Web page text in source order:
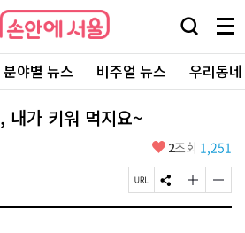
검
창
열
기
메
뉴
전
체
보
분야별 뉴스 비주얼 뉴스 우리동
내가 키워 먹지요~
좋
요
2조회 1,251
페
이
S
N
글
자
글
자